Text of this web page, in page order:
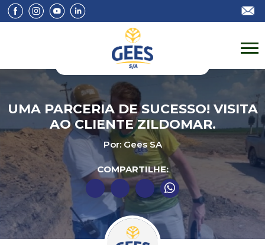
UMA PARCERIA DE SUCESSO! VISITA
AO CLIENTE ZILDOMAR.
Por: Gees SA
COMPARTILHE: